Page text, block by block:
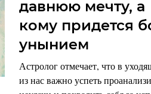
давнюю мечту, а
кому придется
унынием
Астролог отмечает, что в
из нас важно успеть